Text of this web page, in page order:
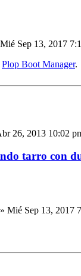
Mié Sep 13, 2017
Plop Boot Manager.
26, 2013 10:02
tarro con
» Mié Sep 13, 2017